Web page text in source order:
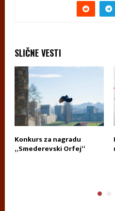
SLIČNE VESTI
Konkurs za nagradu
„Smederevski Orfej“